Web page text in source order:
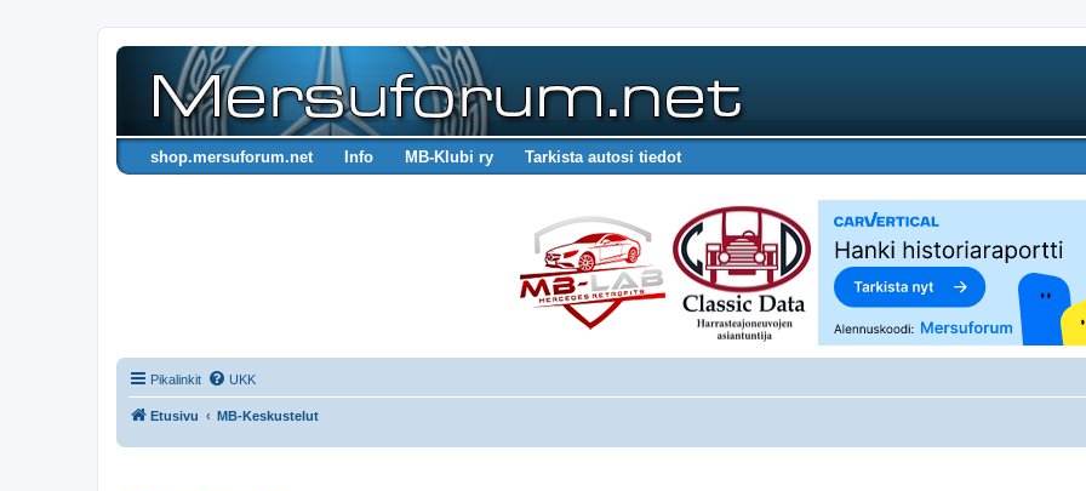
shop.mersuforum.net Info MB-Klubi ry Tarkista autosi tiedot
Pikalinkit UKK
Etusivu MB-Keskustelut